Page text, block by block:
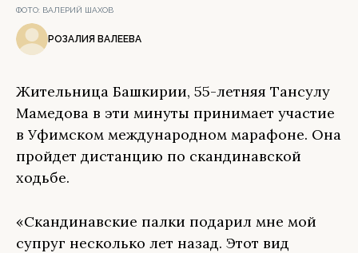
ФОТО: ВАЛЕРИЙ ШАХОВ
РОЗАЛИЯ ВАЛЕЕВА
Жительница Башкирии, 55-летняя Тансулу
Мамедова в эти минуты принимает участие
в Уфимском международном марафоне. Она
пройдет дистанцию по скандинавской
ходьбе.
«Скандинавские палки подарил мне мой
супруг несколько лет назад. Этот вид